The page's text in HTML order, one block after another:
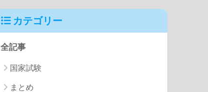
カテゴリー
全記事
国家試験
まとめ